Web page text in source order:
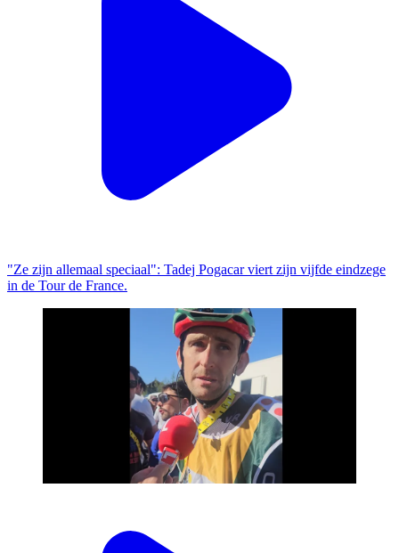
"Ze zijn allemaal speciaal": Tadej Pogacar viert zijn vijfde eindzege
in de Tour de France.